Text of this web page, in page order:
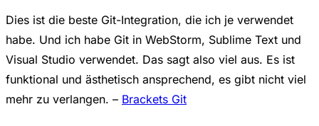
Dies ist die beste Git-Integration, die ich je verwendet
habe. Und ich habe Git in WebStorm, Sublime Text und
Visual Studio verwendet. Das sagt also viel aus. Es ist
funktional und ästhetisch ansprechend, es gibt nicht viel
mehr zu verlangen. – Brackets Git